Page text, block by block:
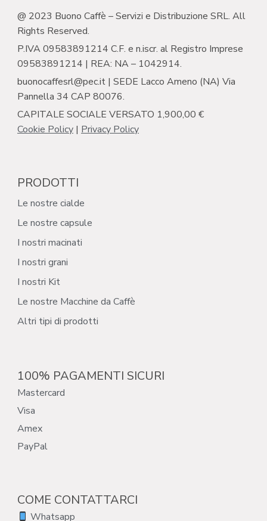
@ 2023 Buono Caffè – Servizi e Distribuzione SRL. All
Rights Reserved.
P.IVA 09583891214 C.F. e n.iscr. al Registro Imprese
09583891214 | REA: NA – 1042914.
buonocaffesrl@pec.it | SEDE Lacco Ameno (NA) Via
Pannella 34 CAP 80076.
CAPITALE SOCIALE VERSATO 1,900,00 €
Cookie Policy | Privacy Policy
PRODOTTI
Le nostre cialde
Le nostre capsule
I nostri macinati
I nostri grani
I nostri Kit
Le nostre Macchine da Caffè
Altri tipi di prodotti
100% PAGAMENTI SICURI
Mastercard
Visa
Amex
PayPal
COME CONTATTARCI
Whatsapp